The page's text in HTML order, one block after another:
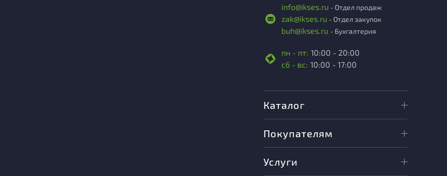
info@ikses.ru - Отдел продаж
zak@ikses.ru - Отдел закупок
buh@ikses.ru - Бухгалтерия
пн - пт: 10:00 - 20:00
сб - вс: 10:00 - 17:00
Каталог
Покупателям
Услуги